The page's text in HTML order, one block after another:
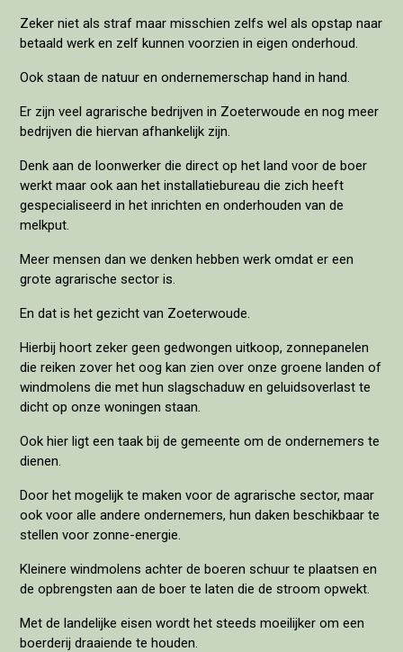
Zeker niet als straf maar misschien zelfs wel als opstap naar
betaald werk en zelf kunnen voorzien in eigen onderhoud.
Ook staan de natuur en ondernemerschap hand in hand.
Er zijn veel agrarische bedrijven in Zoeterwoude en nog meer
bedrijven die hiervan afhankelijk zijn.
Denk aan de loonwerker die direct op het land voor de boer
werkt maar ook aan het installatiebureau die zich heeft
gespecialiseerd in het inrichten en onderhouden van de
melkput.
Meer mensen dan we denken hebben werk omdat er een
grote agrarische sector is.
En dat is het gezicht van Zoeterwoude.
Hierbij hoort zeker geen gedwongen uitkoop, zonnepanelen
die reiken zover het oog kan zien over onze groene landen of
windmolens die met hun slagschaduw en geluidsoverlast te
dicht op onze woningen staan.
Ook hier ligt een taak bij de gemeente om de ondernemers te
dienen.
Door het mogelijk te maken voor de agrarische sector, maar
ook voor alle andere ondernemers, hun daken beschikbaar te
stellen voor zonne-energie.
Kleinere windmolens achter de boeren schuur te plaatsen en
de opbrengsten aan de boer te laten die de stroom opwekt.
Met de landelijke eisen wordt het steeds moeilijker om een
boerderij draaiende te houden.